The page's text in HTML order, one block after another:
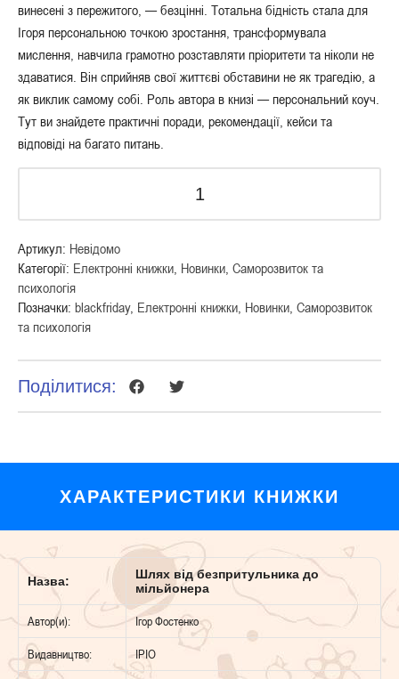
винесені з пережитого, — безцінні. Тотальна бідність стала для
Ігоря персональ­ною точкою зростання, трансформувала
мислення, навчила грамотно розставляти пріоритети та ніколи не
здаватися. Він сприйняв свої життєві обставини не як трагедію, а
як виклик самому собі. Роль автора в книзі — персональний коуч.
Тут ви знайдете практичні поради, рекомендації, кейси та
відповіді на багато питань.
Артикул: Невідомо
Категорії: Електронні книжки Новинки Саморозвиток та
психологія
Позначки: blackfriday, Електронні книжки Новинки Саморозвиток
та психологія
Поділитися:
ХАРАКТЕРИСТИКИ КНИЖКИ
Назва:
Шлях від безпритульника до
мільйонера
Автор(и): Ігор Фостенко
Видавництво: IPIO